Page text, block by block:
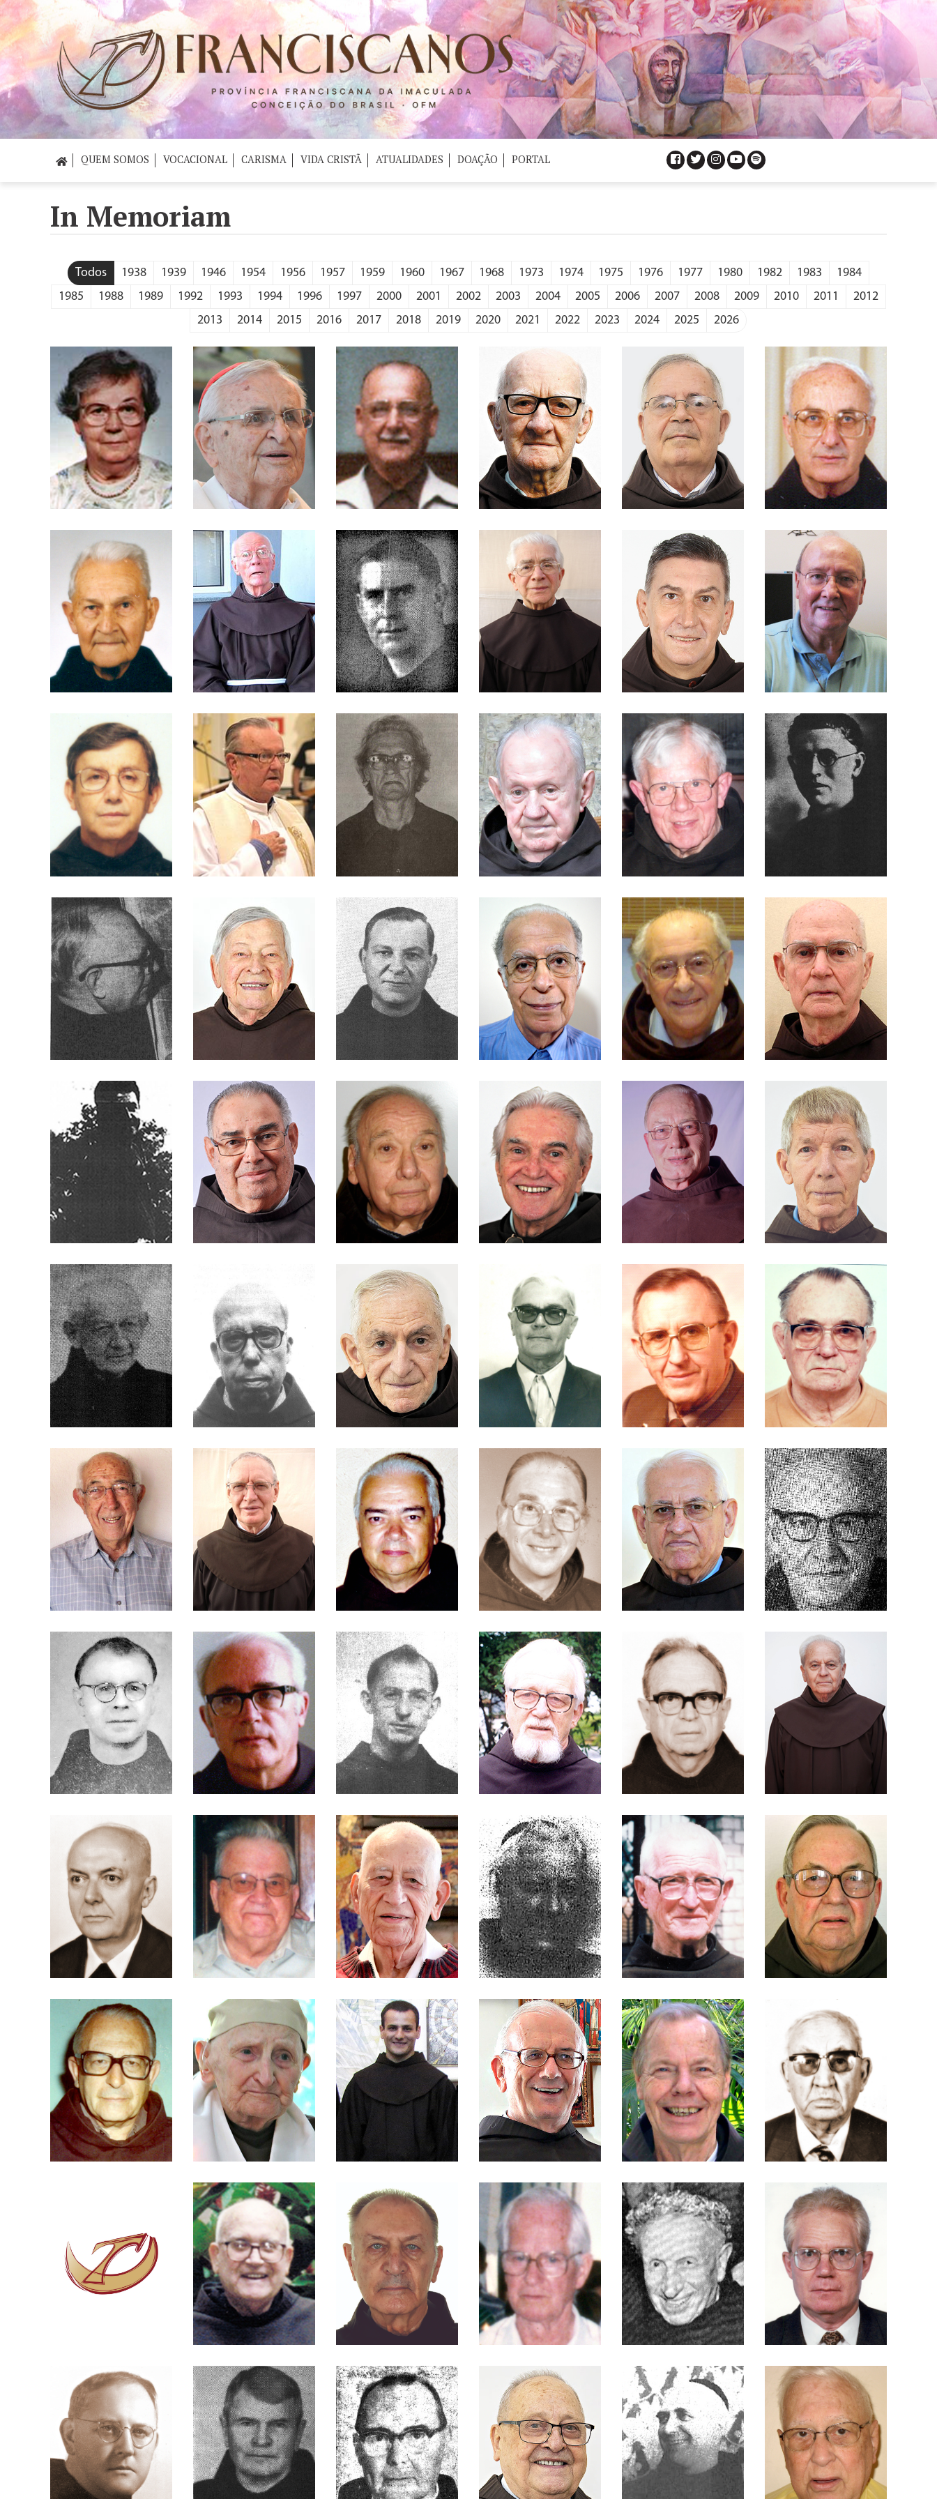
QUEM SOMOS VOCACIONAL CARISMA VIDA CRISTÃ ATUALIDADES DOAÇÃO PORTAL
In Memoriam
Todos 1938 1939 1946 1954 1956 1957 1959 1960 1967 1968 1973 1974 1975 1976 1977 1980 1982 1983
1984
1985
1988 1989 1992 1993 1994 1996 1997 2000 2001 2002 2003 2004 2005 2006 2007 2008 2009 2010 2011
2012
2013
2014 2015 2016 2017 2018 2019 2020 2021 2022 2023 2024 2025 2026
Alice da Silva Ramos
Dom Paulo Evaristo
Arns
Dr. Ary Carvalho Frei Abel Schneider
Frei Abílio Amaral
Antunes
Frei Adalberto
Kornfeld
Frei Adolfo
Schneider
Frei Afonso Vicente
Frei Afonso
Wutkowski
Frei Agostinho
Salvador Piccolo
Frei Aladim Uber
Frei Alberto
Beckhäuser
Frei Albino Kops
Frei Alécio Antonio
Broering
Frei Almir Schneider
Frei Aloísio Bernardo
Hellmann
Frei Aloísio Bernardo
Scharf
Frei Amadeu Junges
Frei Anastácio
Hachmann
Frei Anselmo Julio
München
Frei Anselmo Thiele
Frei Antônio
Alexandre Nader
Frei Antônio
Andrietta
Frei Antônio
Fernandes Rosolém
Fernando Fabreti
Frei Antônio Lopes
Rodrigues
Frei Antônio Luiz
Bonino Gasparini
Frei Antonio Marcos
Koneski
Frei Antônio Moser
Frei Antônio Otávio
Ferreira
Frei Antonio
Schaefer
Frei Aparício Vieira
Frei Aristides Luiz
Pasquali
Frei Arnaldo Novak Frei Arnoldo Stock
Frei Arnulfo
Hoffrogge
Frei Ascânio
Sant’Ana
Frei Atílio Abati Frei Augusto Koenig
Frei Aymoré
Dalmédico
Frei Benjamim
Francisco Ansolin
Frei Bertoldo
Merschbrock
Frei Boaventura
Hormuth
Frei Boaventura
Kloppenburg
Frei Bonifácio Dux Frei Bruno Fuchs Frei Bruno Kreling
Frei Carlos Schmitt Frei Carmelo Surian
Frei Cássio Vieira de
Lima
Frei Celso Dreiling
Frei Celso
Feldkircher
Frei Celso Francisco
de Faria
Frei Celso Horta
Novaes
Frei Ciríaco Tokarski
Frei Claudinei
Frei Cláudio Guski
Frei Clemente
Kesselmeier
Frei Clementino
Pasinski
Frei Clêofas
Lohmann
Frei Columbano
Gilbert
Frei Conrado
Lindmeier
Frei Conrado
Rosbach
Frei Conrado
Ruedíger
Frei Constâncio
Nogara
Frei Constantino
Koser
Frei Corbiniano
Kösler
Frei Dagoberto
Romag
Frei Dalvino
Munaretto
Frei Dâmaso Venker
Frei Danilo Marques
da Silva